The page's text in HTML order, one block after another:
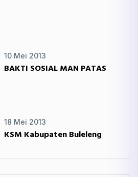
10 Mei 2013
BAKTI SOSIAL MAN PATAS
18 Mei 2013
KSM Kabupaten Buleleng